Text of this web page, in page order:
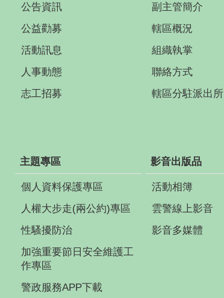
公告資訊
公益勸募
活動訊息
人事動態
志工招募
副主管簡介
轄區概況
組織執掌
聯絡方式
轄區分駐派出所
主題專區
個人資料保護專區
人權大步走(兩公約)專區
性騷擾防治
加強重要節日安全維護工
作專區
警政服務APP下載
影音出版品
活動相簿
雲警線上影音
影音多媒體